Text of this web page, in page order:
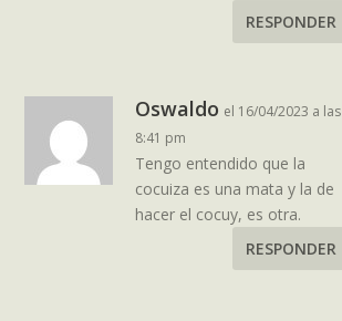
RESPONDER
Oswaldo el 16/04/2023 a las
8:41 pm
Tengo entendido que la
cocuiza es una mata y la de
hacer el cocuy, es otra.
RESPONDER